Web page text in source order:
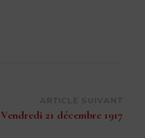
Vendredi 21 décembre 1917